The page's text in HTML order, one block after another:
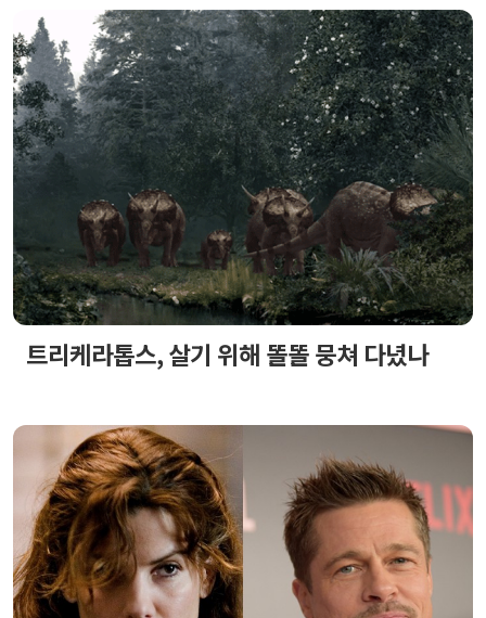
트리케라톱스, 살기 위해 똘똘 뭉쳐 다녔나